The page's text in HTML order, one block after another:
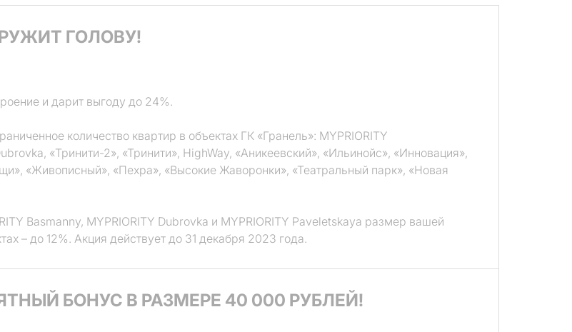
ГОЛОВУ!
и дарит выгоду до 24%.
количество квартир в объектах ГК «Гранель»: MYPRIORITY
«Тринити-2», «Тринити», HighWay, «Аникеевский», «Ильинойс», «Инновация»,
«Живописный», «Пехра», «Высокие Жаворонки», «Театральный парк», «Новая
Basmanny, MYPRIORITY Dubrovka и MYPRIORITY Paveletskaya размер вашей
– до 12%. Акция действует до 31 декабря 2023 года.
БОНУС В РАЗМЕРЕ 40 000 РУБЛЕЙ!